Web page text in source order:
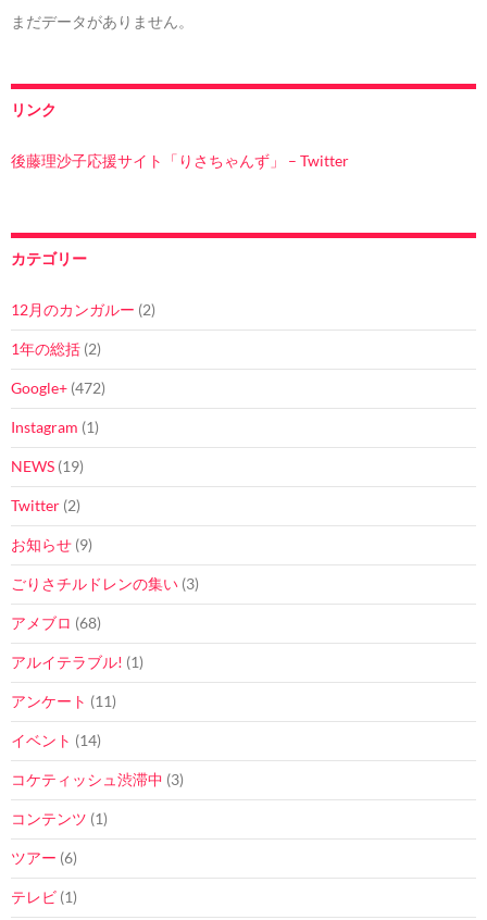
まだデータがありません。
リンク
後藤理沙子応援サイト「りさちゃんず」 – Twitter
カテゴリー
12月のカンガルー (2)
1年の総括 (2)
Google+ (472)
Instagram (1)
NEWS (19)
Twitter (2)
お知らせ (9)
ごりさチルドレンの集い (3)
アメブロ (68)
アルイテラブル! (1)
アンケート (11)
イベント (14)
コケティッシュ渋滞中 (3)
コンテンツ (1)
ツアー (6)
テレビ (1)